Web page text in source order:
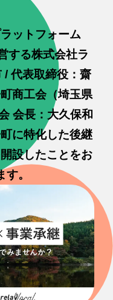
ットフォーム
する株式会社ラ
/ 代表取締役：齋
商工会（埼玉県
会長：大久保和
に特化した後継
設したことをお
。